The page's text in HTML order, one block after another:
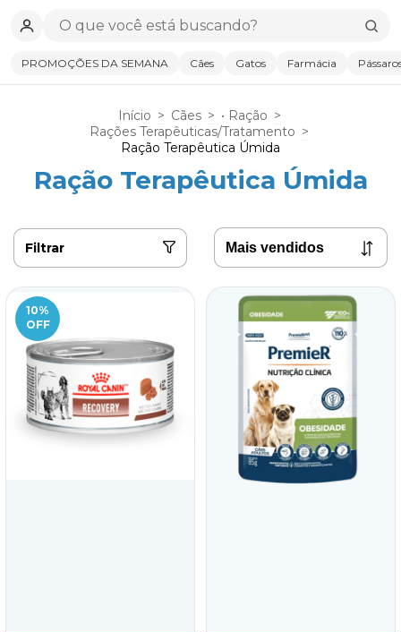
Início > Cães > • Ração >
Rações Terapêuticas/Tratamento >
Ração Terapêutica Úmida
Ração Terapêutica Úmida
Filtrar
10%
OFF
PROMOÇÕES DA SEMANA Cães Gatos Farmácia